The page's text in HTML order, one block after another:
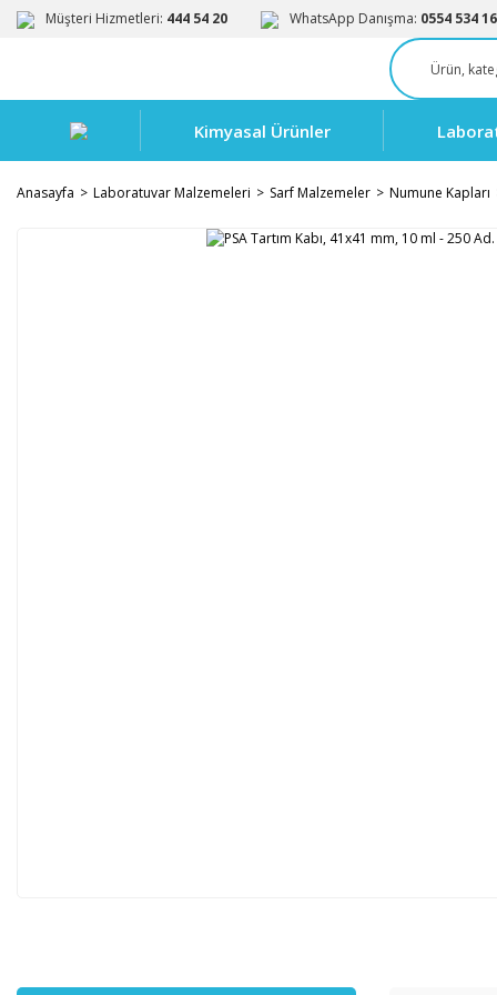
Müşteri Hizmetleri: 444 54 20 WhatsApp Danışma: 0554 534
Kimyasal Ürünler
Anasayfa Laboratuvar Malzemeleri Sarf Malzemeler Numune Kapları